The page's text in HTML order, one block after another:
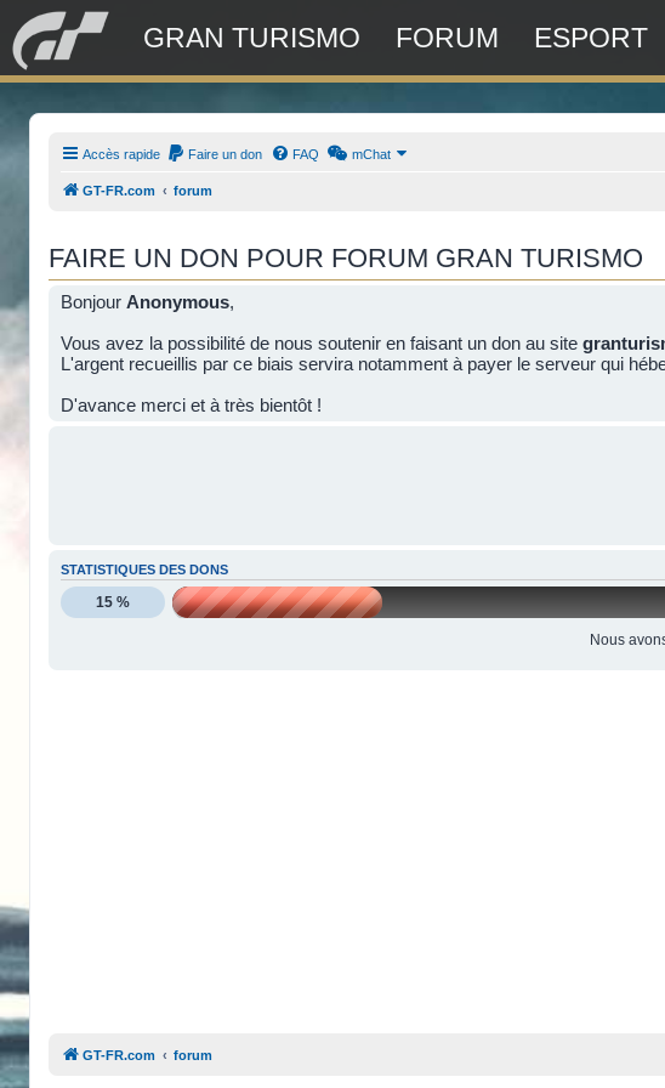
GRAN TURISMO FORUM ESPORT
Accès rapide Faire un don FAQ mChat
GT-FR.com forum
FAIRE UN DON POUR FORUM GRAN TURISMO
BonjourAnonymous,
Vous avez la possibilité de nous soutenir en faisant un don au site
L'argent recueillis par ce biais servira notamment à payer le serveur qui
D'avance merci et à très bientôt !
STATISTIQUES DES DONS
15 %
Nous
GT-FR.com forum